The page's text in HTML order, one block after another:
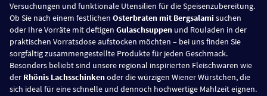
Versuchungen und funktionale Utensilien für die Speisenzubereitung.
Ob Sie nach einem festlichen Osterbraten mit Bergsalami suchen
oder Ihre Vorräte mit deftigen Gulaschsuppen und Rouladen in der
praktischen Vorratsdose aufstocken möchten – bei uns finden Sie
sorgfältig zusammengestellte Produkte für jeden Geschmack.
Besonders beliebt sind unsere regional inspirierten Fleischwaren wie
der Rhönis Lachsschinkenoder die würzigen Wiener Würstchen, die
sich ideal für eine schnelle und dennoch hochwertige Mahlzeit eignen.